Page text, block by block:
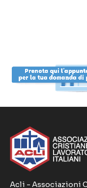
Acli - Associazioni